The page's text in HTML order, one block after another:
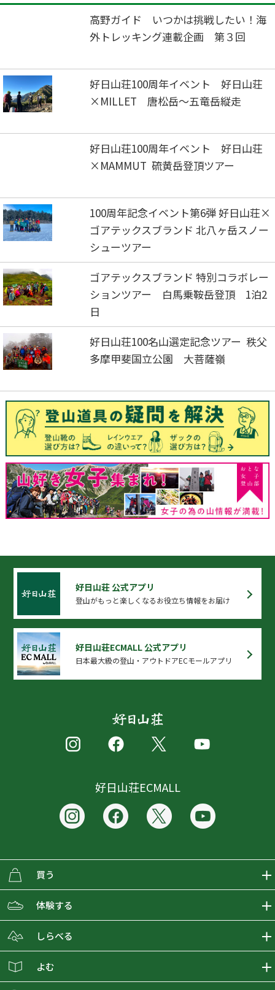
高野ガイド いつかは挑戦したい！海
外トレッキング連載企画 第３回
好日山荘100周年イベント 好日山荘
×MILLET 唐松岳～五竜岳縦走
好日山荘100周年イベント 好日山荘
×MAMMUT 硫黄岳登頂ツアー
100周年記念イベント第6弾 好日山荘×
ゴアテックスブランド 北八ヶ岳スノー
シューツアー
ゴアテックスブランド 特別コラボレー
ションツアー 白馬乗鞍岳登頂 1泊2
日
好日山荘100名山選定記念ツアー 秩父
多摩甲斐国立公園 大菩薩嶺
好日山荘 公式アプリ
登山がもっと楽しくなるお役立ち情報をお届け
好日山荘ECMALL 公式アプリ
日本最大級の登山・アウトドアECモールアプリ
好日山荘ECMALL
買う
ECMALLの商品をさがす
取り扱いブランド一覧
ショップブログ
体験する
おとな女子登山部
しらべる
登山レポート
よむ